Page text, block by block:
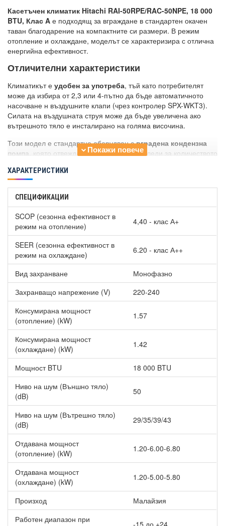
Касетъчен климатик Hitachi RAI-50RPE/RAC-50NPE, 18 000
BTU, Клас A е подходящ за вграждане в стандартен окачен
таван благодарение на компактните си размери. В режим
отопление и охлаждане, моделът се характеризира с отлична
енергийна ефективност.
Отличителни характеристики
Климатикът е удобен за употреба, тъй като потребителят
може да избира от 2,3 или 4-пътно да бъде автоматичното
насочване н въздушните клапи (чрез контролер SPX-WKT3).
Силата на въздушната струя може да бъде увеличена ако
вътрешното тяло е инсталирано на голяма височина.
Този модел е стандартно оборудван свградена кондензна
помпа , която отвежда водата. Поплавък следи за количеството
кондензната помпа.
Заедно сКасетъчен климатик Hitachi RAI-50RPE/RAC-50NPE,
18 000 BTU, Клас A
Опции за:
Стенен контролер с пълна функционалност SPX-WKT3 -
295 лв.
Безжичен инфраред контролер SPX-RCKA3 - 159 лв.
ХАРАКТЕРИСТИКИ
СПЕЦИФИКАЦИИ
SCOP (сезонна ефективност в
режим на отопление)
4,40 - клас А+
SEER (сезонна ефективност в
режим на охлаждане)
6.20 - клас А++
Вид захранване
Монофазно
Захранващо напрежение (V)
220-240
Консумирана мощност
(отопление) (kW)
1.57
Консумирана мощност
(охлаждане) (kW)
1.42
Мощност BTU
18 000 BTU
Ниво на шум (Външно тяло)
(dB)
50
Ниво на шум (Вътрешно тяло)
(dB)
29/35/39/43
Отдавана мощност
(отопление) (kW)
1.20-6.00-6.80
Отдавана мощност
(охлаждане) (kW)
1.20-5.00-5.80
Произход
Малайзия
Работен диапазон при
-15 до +24